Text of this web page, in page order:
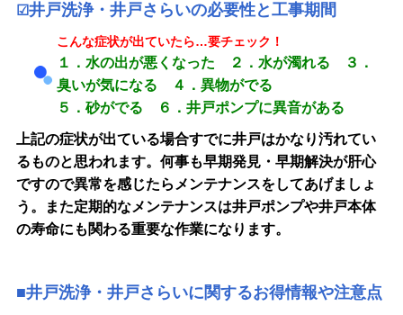
☑井戸洗浄・井戸さらいの必要性と工事期間
こんな症状が出ていたら…要チェック！
１．水の出が悪くなった ２．水が濁れる ３．
臭いが気になる ４．異物がでる
５．砂がでる ６．井戸ポンプに異音がある
上記の症状が出ている場合すでに井戸はかなり汚れてい
るものと思われます。何事も早期発見・早期解決が肝心
ですので異常を感じたらメンテナンスをしてあげましょ
う。また定期的なメンテナンスは井戸ポンプや井戸本体
の寿命にも関わる重要な作業になります。
■井戸洗浄・井戸さらいに関するお得情報や注意点